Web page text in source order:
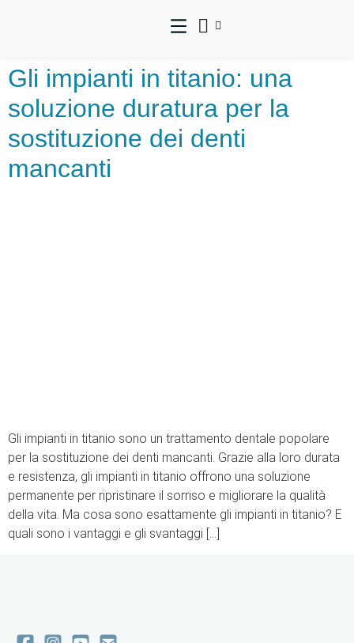
Gli impianti in titanio: una
soluzione duratura per la
sostituzione dei denti
mancanti
Gli impianti in titanio sono un trattamento dentale popolare
per la sostituzione dei denti mancanti. Grazie alla loro durata
e resistenza, gli impianti in titanio offrono una soluzione
permanente per ripristinare il sorriso e migliorare la qualità
della vita. Ma cosa sono esattamente gli impianti in titanio? E
quali sono i vantaggi e gli svantaggi […]